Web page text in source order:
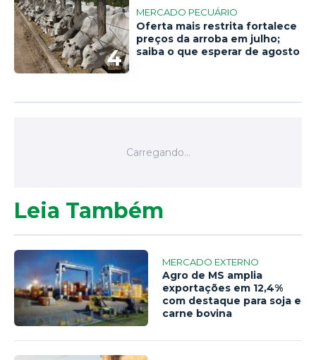
4
MERCADO PECUÁRIO
Oferta mais restrita fortalece
preços da arroba em julho;
saiba o que esperar de agosto
Leia Também
MERCADO EXTERNO
Agro de MS amplia
exportações em 12,4%
com destaque para soja e
carne bovina